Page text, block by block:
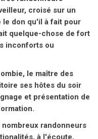
croisé sur un
le don qu'il à fait pour
quelque-chose de fort
inconforts ou
le maître des
ses hôtes du soir
et présentation de
randonneurs
à l'écoute,